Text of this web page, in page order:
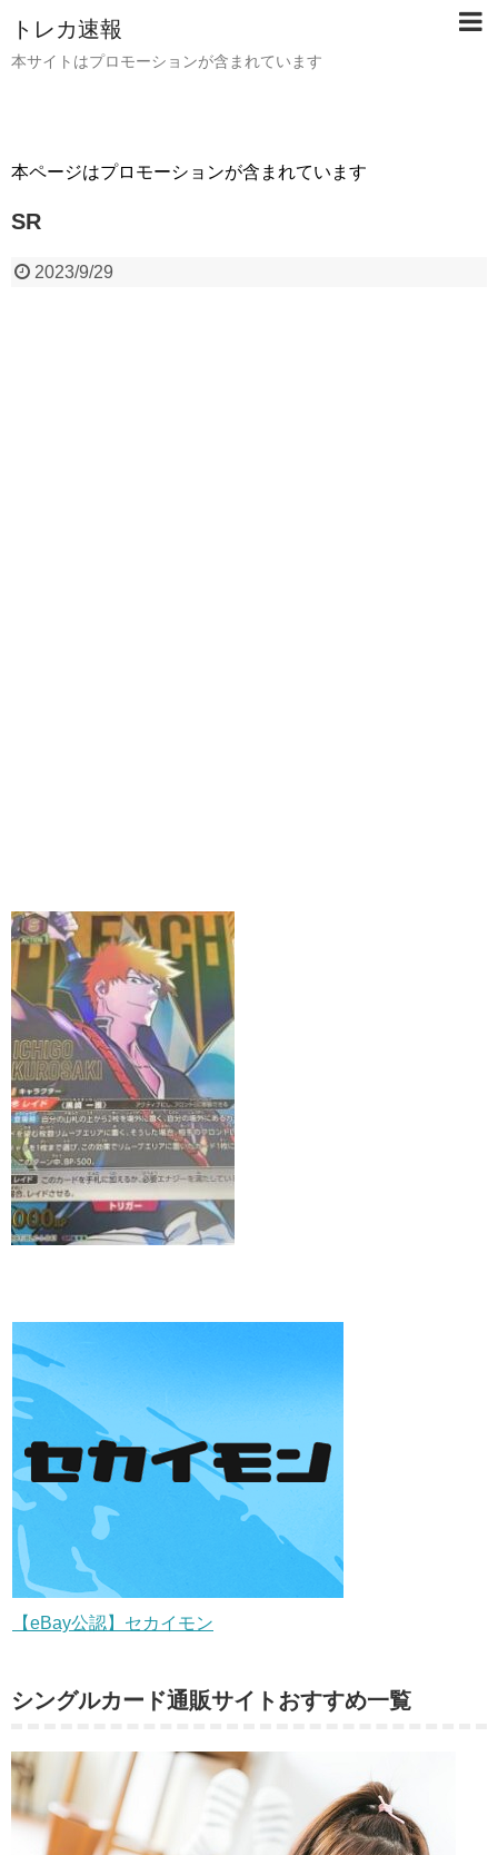
トレカ速報
本サイトはプロモーションが含まれています
本ページはプロモーションが含まれています
SR
2023/9/29
【eBay公認】セカイモン
シングルカード通販サイトおすすめ一覧